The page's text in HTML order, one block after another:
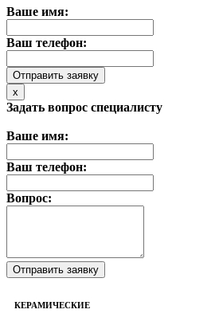
Ваше имя:
Ваш телефон:
x
Задать вопрос специалисту
Ваше имя:
Ваш телефон:
Вопрос:
КЕРАМИЧЕСКИЕ